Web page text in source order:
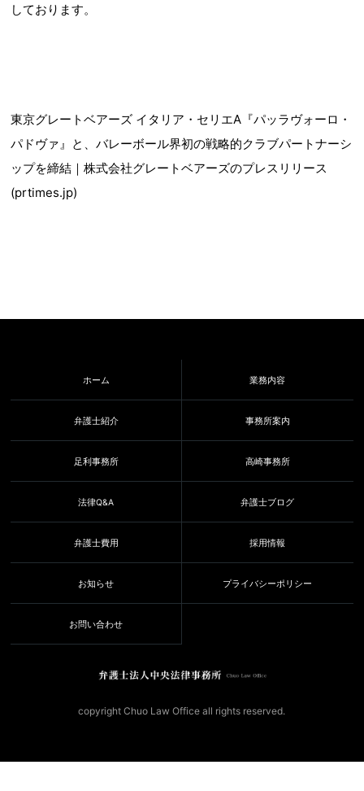
しております。
東京グレートベアーズ イタリア・セリエA『パッラヴォーロ・
パドヴァ』と、バレーボール界初の戦略的クラブパートナーシ
ップを締結｜株式会社グレートベアーズのプレスリリース
(prtimes.jp)
ホーム 業務内容
弁護士紹介 事務所案内
足利事務所 高崎事務所
法律Q&A 弁護士ブログ
弁護士費用 採用情報
お知らせ プライバシーポリシー
お問い合わせ
copyright Chuo Law Office all rights reserved.